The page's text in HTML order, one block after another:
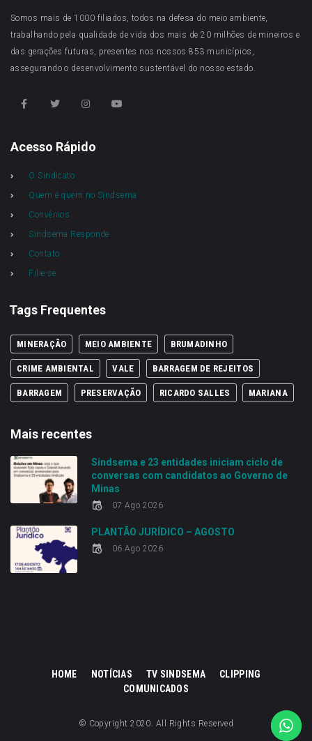
Somos mais de 1000 filiados, todos na defesa do meio ambiente,
trabalhando pela qualidade de vida dos mais de 20 milhões de mineiros e
das gerações futuras, presentes nos nossos 853 municípios,
assegurando o desenvolvimento sustentável do nosso estado.
Acesso Rápido
O Sindicato
Quem é quem no Sindsema
Convênios
Sindsema Responde
Contato
Filie-se
Tags Frequentes
MINERAÇÃO MEIO AMBIENTE BRUMADINHO
CRIME AMBIENTAL VALE BARRAGEM DE REJEITOS
BARRAGEM PRESERVAÇÃO RICARDO SALLES MARIANA
Mais recentes
Sindsema e 23 entidades iniciam ciclo de
conversas com candidatos ao Governo de
Minas
07 Ago 2026
PLANTÃO JURÍDICO – AGOSTO
06 Ago 2026
HOME NOTÍCIAS TV SINDSEMA
CLIPPING
COMUNICADOS
© Copyright 2020. All Rights Reserved